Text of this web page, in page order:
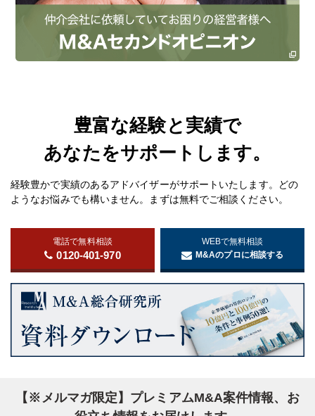
豊富な経験と実績で
あなたをサポートします。
経験豊かで実績のあるアドバイザーがサポートいたします。どの
ようなお悩みでも構いません。まずは無料でご相談ください。
電話で無料相談
0120-401-970
WEBで無料相談
M&Aのプロに相談する
【※メルマガ限定】プレミアムM&A案件情報、お